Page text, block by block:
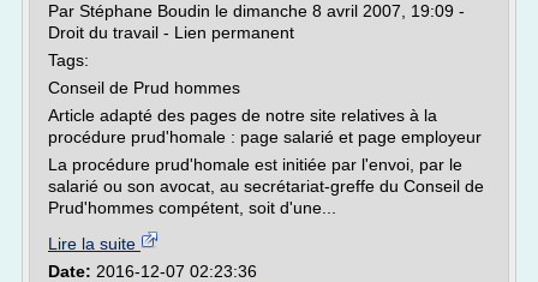
Par Stéphane Boudin le dimanche 8 avril 2007, 19:09 -
Droit du travail - Lien permanent
Tags:
Conseil de Prud hommes
Article adapté des pages de notre site relatives à la
procédure prud'homale : page salarié et page employeur
La procédure prud'homale est initiée par l'envoi, par le
salarié ou son avocat, au secrétariat-greffe du Conseil de
Prud'hommes compétent, soit d'une...
Lire la suite
Date: 2016-12-07 02:23:36